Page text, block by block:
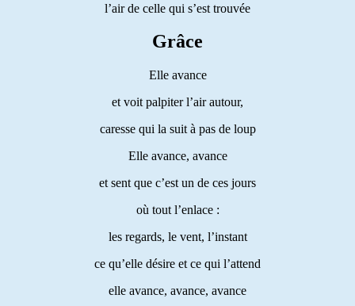
l’air de celle qui s’est trouvée
Grâce
Elle avance
et voit palpiter l’air autour,
caresse qui la suit à pas de loup
Elle avance, avance
et sent que c’est un de ces jours
où tout l’enlace :
les regards, le vent, l’instant
ce qu’elle désire et ce qui l’attend
elle avance, avance, avance